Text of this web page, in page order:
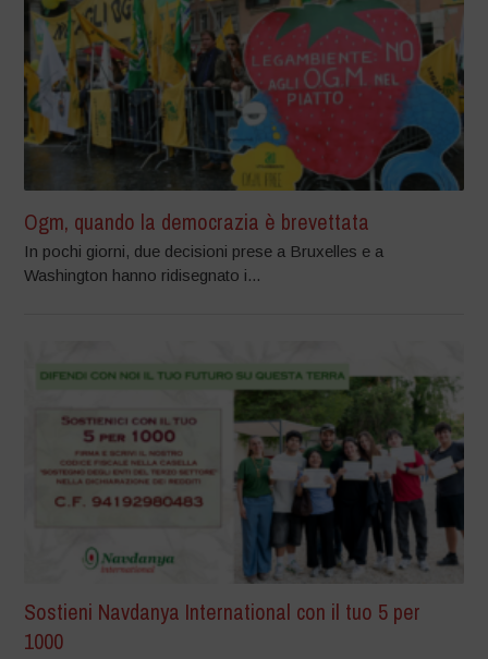
Ogm, quando la democrazia è brevettata
In pochi giorni, due decisioni prese a Bruxelles e a
Washington hanno ridisegnato i...
Sostieni Navdanya International con il tuo 5 per
1000